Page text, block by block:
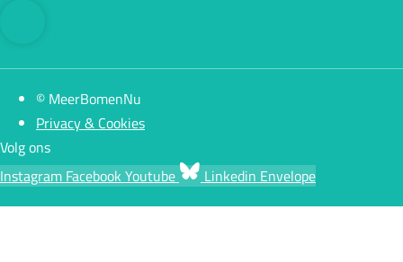
© MeerBomenNu
Privacy & Cookies
Volg ons
Instagram Facebook Youtube Linkedin Envelope